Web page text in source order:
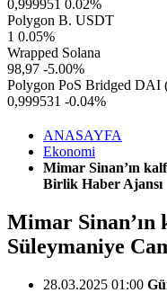
0,999951 0.02%
Polygon B. USDT
1 0.05%
Wrapped Solana
98,97 -5.00%
Polygon PoS Bridged DAI
0,999531 -0.04%
ANASAYFA
Ekonomi
Mimar Sinan’ın
Birlik Haber Ajansı
Mimar Sinan’ın
Süleymaniye
28.03.2025 01:00